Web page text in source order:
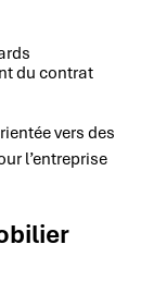
du contrat
vers des
l’entreprise